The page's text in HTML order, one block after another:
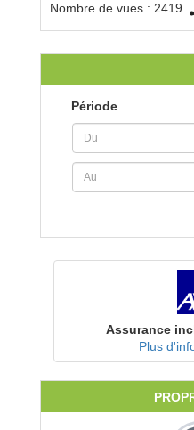
Nombre de vues : 2419
Période
Assurance
Plus